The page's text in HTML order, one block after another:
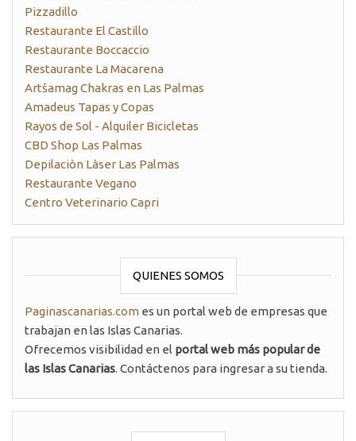
Pizzadillo
Restaurante El Castillo
Restaurante Boccaccio
Restaurante La Macarena
Artšamag Chakras en Las Palmas
Amadeus Tapas y Copas
Rayos de Sol - Alquiler Bicicletas
CBD Shop Las Palmas
Depilaciòn Làser Las Palmas
Restaurante Vegano
Centro Veterinario Capri
QUIENES SOMOS
Paginascanarias.com es un portal web de empresas que
trabajan en las Islas Canarias.
Ofrecemos visibilidad en el portal web más popular de
las Islas Canarias. Contáctenos para ingresar a su tienda.